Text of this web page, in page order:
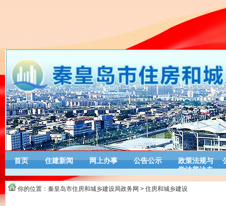
首页 住建新闻 网上办事 公告公示
政策法规与
学法普法专
你的位置： 秦皇岛市住房和城乡建设局政务网 > 住房和城乡建设